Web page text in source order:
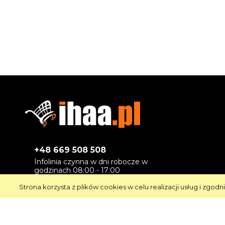
Strona korzysta z plików cookies w celu realizacji usług i
+48 669 508 508
Infolinia czynna w dni robocze w
godzinach 08:00 - 17:00
ihaa@ihaa.pl
Na maile odpowiadamy w dni